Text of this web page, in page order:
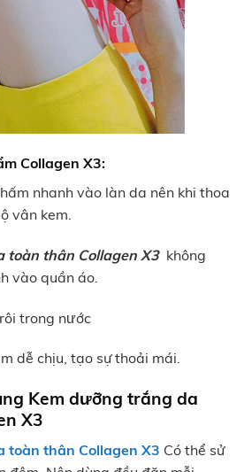
Collagen X3:
nhanh vào làn da nên khi thoa
vân kem.
toàn thân Collagen X3 không
vào quần áo.
trong nước
dễ chịu, tạo sự thoải mái.
Kem dưỡng trắng da
X3
toàn thân Collagen X3 Có thể sử